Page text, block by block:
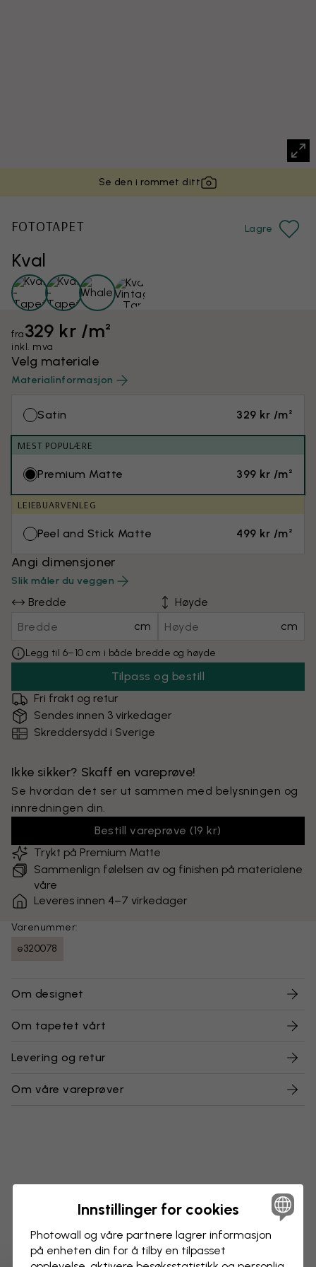
Se den i rommet ditt
Kval
FOTOTAPET Lagre
fra329 kr /m²
inkl. mva
Velg materiale
Materialinformasjon
Satin 329 kr /m²
MEST POPULÆRE
Premium Matte 399 kr /m²
LEIEBUARVENLEG
Peel and Stick Matte 499 kr /m²
Angi dimensjoner
Slik måler du veggen
Bredde
cm
Høyde
cm
Legg til 6–10 cm i både bredde og høyde
Tilpass og bestill
Fri frakt og retur
Sendes innen 3 virkedager
Skreddersydd i Sverige
Ikke sikker? Skaff en vareprøve!
Se hvordan det ser ut sammen med belysningen og
innredningen din.
Bestill vareprøve (19 kr)
Trykt på Premium Matte
Sammenlign følelsen av og finishen på materialene
våre
Leveres innen 4–7 virkedager
Varenummer:
e320078
Om designet
Om tapetet vårt
Levering og retur
Om våre vareprøver
Innstillinger for cookies
Photowall og våre partnere lagrer informasjon
på enheten din for å tilby en tilpasset